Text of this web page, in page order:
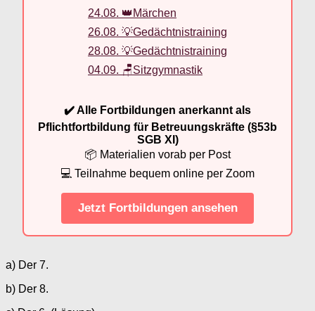
24.08. 👑Märchen
26.08. 💡Gedächtnistraining
28.08. 💡Gedächtnistraining
04.09. 🪑Sitzgymnastik
✔️ Alle Fortbildungen anerkannt als
Pflichtfortbildung für Betreuungskräfte (§53b
SGB XI)
📦 Materialien vorab per Post
💻 Teilnahme bequem online per Zoom
Jetzt Fortbildungen ansehen
a) Der 7.
b) Der 8.